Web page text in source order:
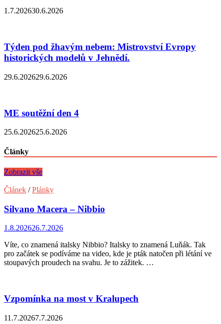
1.7.202630.6.2026
Týden pod žhavým nebem: Mistrovství Evropy
historických modelů v Jehnědí.
29.6.202629.6.2026
ME soutěžní den 4
25.6.202625.6.2026
Články
Zobrazit vše
Článek /Plánky
Silvano Macera – Nibbio
1.8.202626.7.2026
Víte, co znamená italsky Nibbio? Italsky to znamená Luňák. Tak
pro začátek se podíváme na video, kde je pták natočen při létání ve
stoupavých proudech na svahu. Je to zážitek. …
Vzpomínka na most v Kralupech
11.7.20267.7.2026